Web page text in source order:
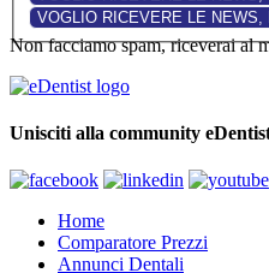
Non facciamo spam, riceverai al
Unisciti alla community
Home
Comparatore Prezzi
Annunci Dentali